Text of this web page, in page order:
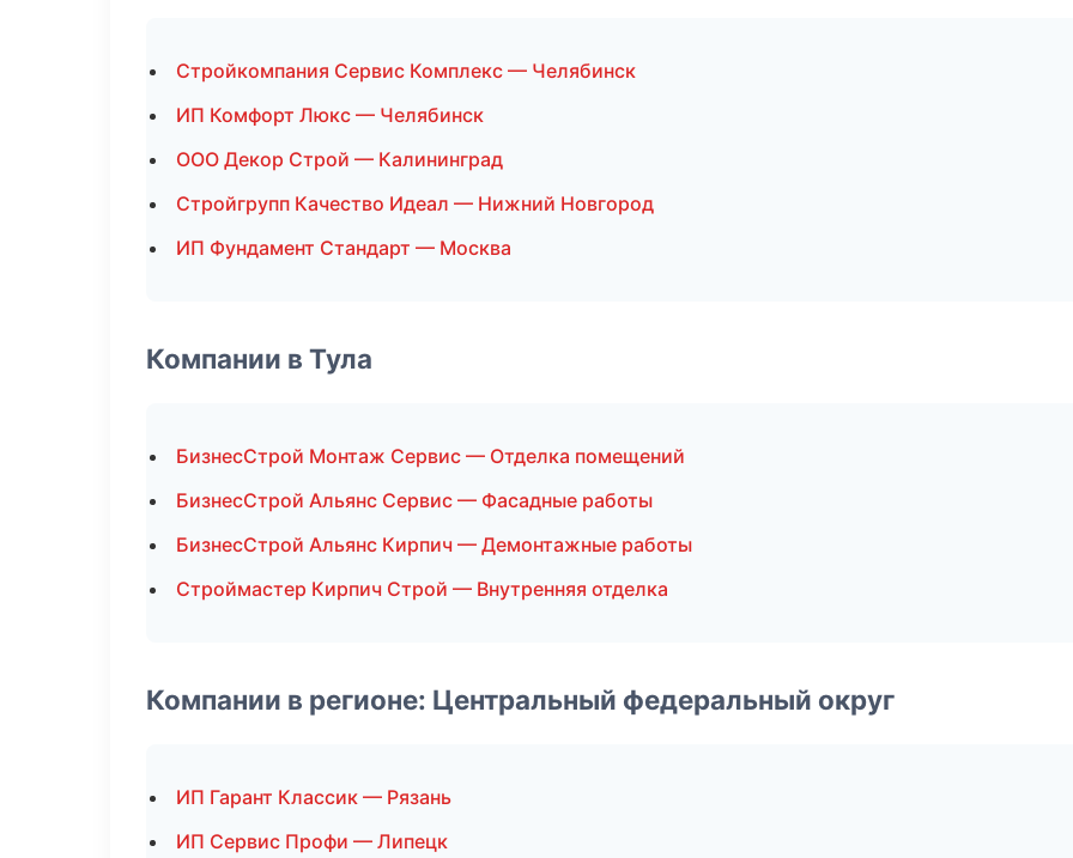
Стройкомпания Сервис Комплекс — Челябинск
ИП Комфорт Люкс — Челябинск
ООО Декор Строй — Калининград
Стройгрупп Качество Идеал — Нижний Новгород
ИП Фундамент Стандарт — Москва
Компании в Тула
БизнесСтрой Монтаж Сервис — Отделка помещений
БизнесСтрой Альянс Сервис — Фасадные работы
БизнесСтрой Альянс Кирпич — Демонтажные работы
Строймастер Кирпич Строй — Внутренняя отделка
Компании в регионе: Центральный федеральный округ
ИП Гарант Классик — Рязань
ИП Сервис Профи — Липецк